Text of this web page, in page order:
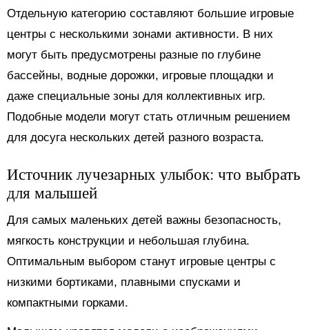
Отдельную категорию составляют большие игровые
центры с несколькими зонами активности. В них
могут быть предусмотрены разные по глубине
бассейны, водные дорожки, игровые площадки и
даже специальные зоны для коллективных игр.
Подобные модели могут стать отличным решением
для досуга нескольких детей разного возраста.
Источник лучезарных улыбок: что выбрать
для малышей
Для самых маленьких детей важны безопасность,
мягкость конструкции и небольшая глубина.
Оптимальным выбором станут игровые центры с
низкими бортиками, плавными спусками и
компактными горками.